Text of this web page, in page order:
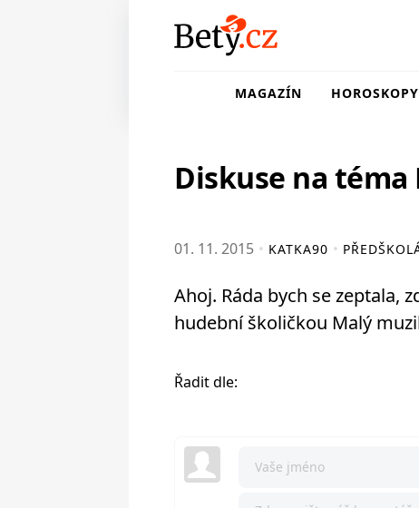
MAGAZÍN HOROSKOPY
Diskuse na
01. 11. 2015 KATKA90
Ahoj. Ráda bych se zeptala,
hudební školičkou Malý
Řadit dle: